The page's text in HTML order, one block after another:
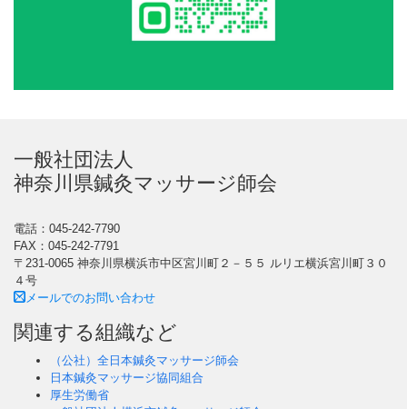
一般社団法人
神奈川県鍼灸マッサージ師会
電話：045-242-7790
FAX：045-242-7791
〒231-0065 神奈川県横浜市中区宮川町２－５５ ルリエ横浜宮川町３０
４号
メールでのお問い合わせ
関連する組織など
（公社）全日本鍼灸マッサージ師会
日本鍼灸マッサージ協同組合
厚生労働省